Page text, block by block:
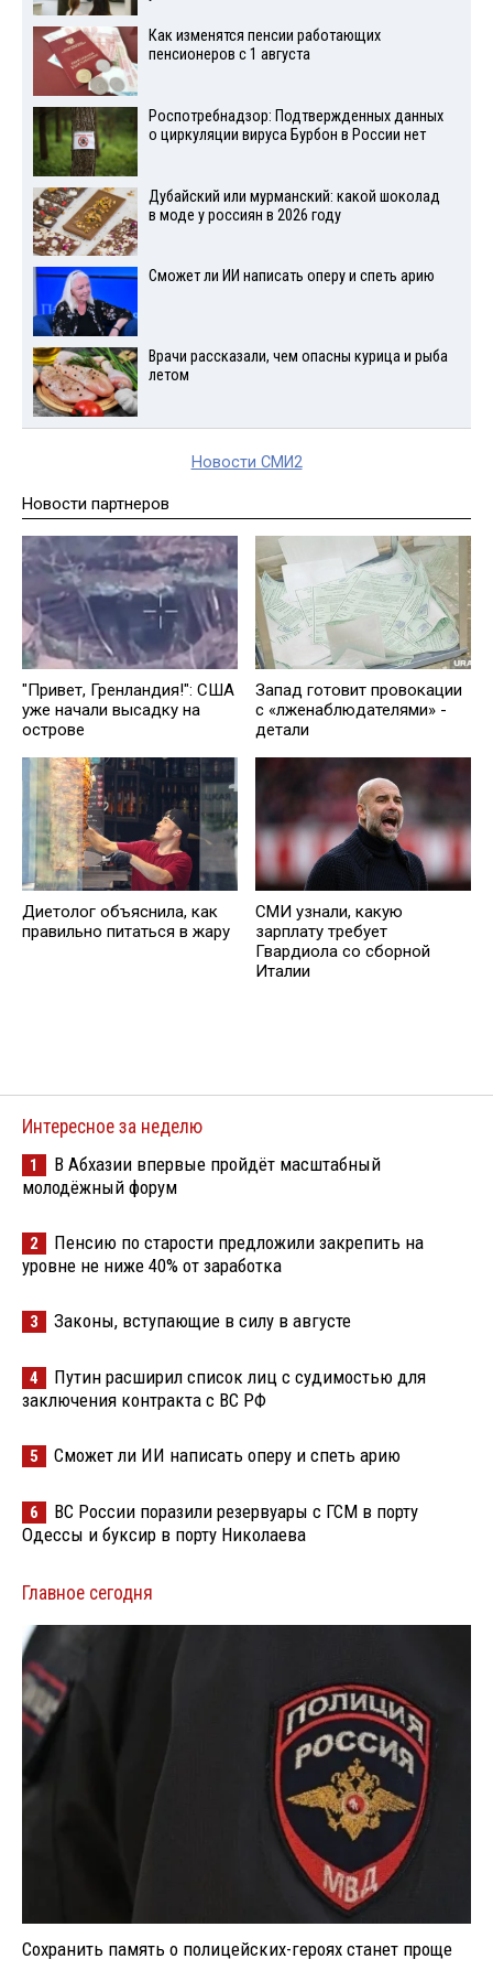
Как изменятся пенсии работающих
пенсионеров с 1 августа
Роспотребнадзор: Подтвержденных данных
о циркуляции вируса Бурбон в России нет
Дубайский или мурманский: какой шоколад
в моде у россиян в 2026 году
Сможет ли ИИ написать оперу и спеть арию
Врачи рассказали, чем опасны курица и рыба
летом
Новости СМИ2
Новости партнеров
"Привет, Гренландия!": США
уже начали высадку на
острове
Запад готовит провокации
с «лженаблюдателями» -
детали
Диетолог объяснила, как
правильно питаться в жару
СМИ узнали, какую
зарплату требует
Гвардиола со сборной
Италии
Интересное за неделю
1
В Абхазии впервые пройдёт масштабный
молодёжный форум
2
Пенсию по старости предложили закрепить на
уровне не ниже 40% от заработка
3 Законы, вступающие в силу в августе
4
Путин расширил список лиц с судимостью для
заключения контракта с ВС РФ
5 Сможет ли ИИ написать оперу и спеть арию
6
ВС России поразили резервуары с ГСМ в порту
Одессы и буксир в порту Николаева
Главное сегодня
Сохранить память о полицейских-героях станет проще